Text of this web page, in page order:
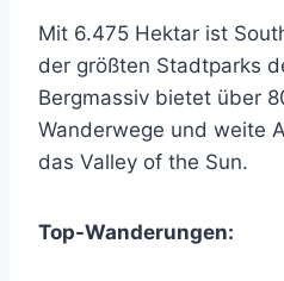
Mit 6.475 Hektar ist
der größten Stadtparks
Bergmassiv bietet über
Wanderwege und weite
das Valley of the Sun.
Top-Wanderungen: